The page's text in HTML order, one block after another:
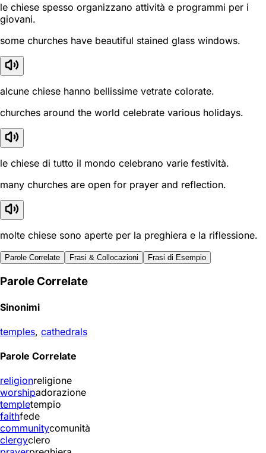
le chiese spesso organizzano attività e programmi per i
giovani.
some churches have beautiful stained glass windows.
alcune chiese hanno bellissime vetrate colorate.
churches around the world celebrate various holidays.
le chiese di tutto il mondo celebrano varie festività.
many churches are open for prayer and reflection.
molte chiese sono aperte per la preghiera e la riflessione.
Parole Correlate Frasi & Collocazioni Frasi di Esempio
Parole Correlate
Sinonimi
temples, cathedrals
Parole Correlate
religionreligione
worshipadorazione
templetempio
faithfede
communitycomunità
clergyclero